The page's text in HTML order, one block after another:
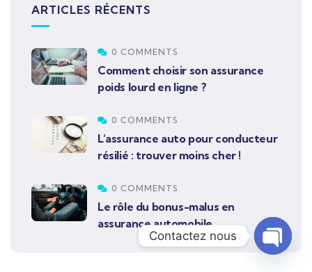
ARTICLES RÉCENTS
0 COMMENTS
Comment choisir son assurance
poids lourd en ligne ?
0 COMMENTS
L’assurance auto pour conducteur
résilié : trouver moins cher !
0 COMMENTS
Le rôle du bonus-malus en
assurance automobile
Contactez nous